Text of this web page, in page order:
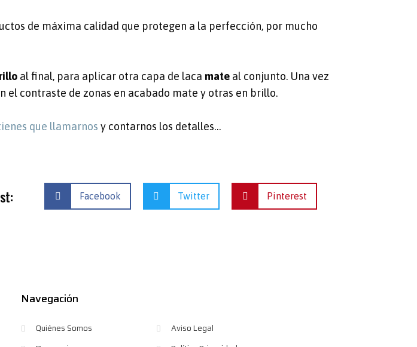
de máxima calidad que protegen a la perfección, por mucho
al final, para aplicar otra capa de laca mate al conjunto. Una vez
contraste de zonas en acabado mate y otras en brillo.
que llamarnos y contarnos los detalles…
Facebook Twitter Pinterest
Navegación
Quiénes Somos
Aviso Legal